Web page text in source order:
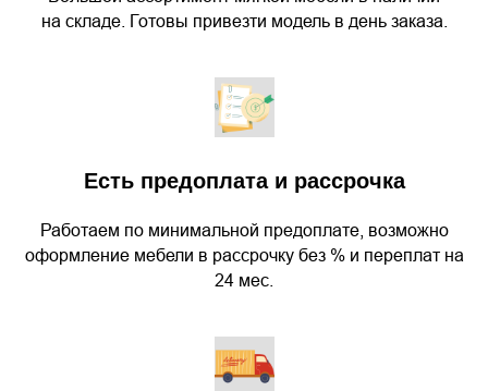
на складе. Готовы привезти модель в день заказа.
Есть предоплата и рассрочка
Работаем по минимальной предоплате, возможно
оформление мебели в рассрочку без % и переплат на
24 мес.